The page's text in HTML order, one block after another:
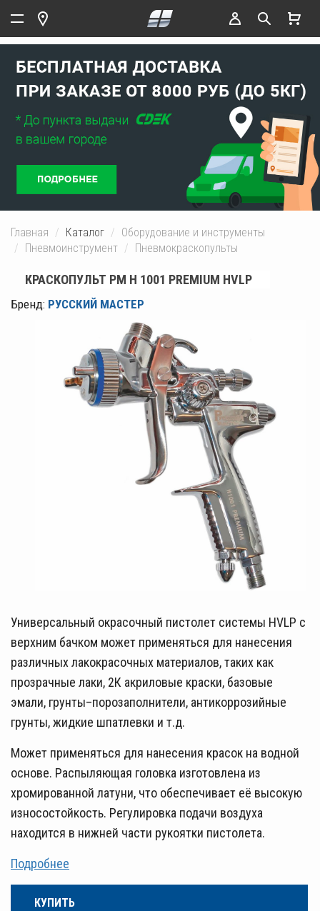
Главная Каталог
Оборудование и инструменты
Пневмоинструмент
Пневмокраскопульты
КРАСКОПУЛЬТ РМ H 1001 PREMIUM HVLP
Бренд: РУССКИЙ МАСТЕР
Универсальный окрасочный пистолет системы HVLP с
верхним бачком может применяться для нанесения
различных лакокрасочных материалов, таких как
прозрачные лаки, 2К акриловые краски, базовые
эмали, грунты–порозаполнители, антикоррозийные
грунты, жидкие шпатлевки и т.д.
Может применяться для нанесения красок на водной
основе. Распыляющая головка изготовлена из
хромированной латуни, что обеспечивает её высокую
износостойкость. Регулировка подачи воздуха
находится в нижней части рукоятки пистолета.
Подробнее
КУПИТЬ